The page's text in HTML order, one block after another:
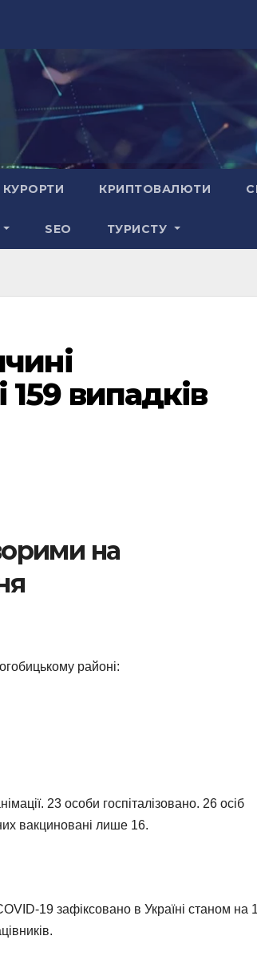
КУРОРТИ КРИПТОВАЛЮТИ
SEO ТУРИСТУ
випадків
на
районі:
23 особи госпіталізовано. 26 осіб
вакциновані лише 16.
19 зафіксовано в Україні станом на